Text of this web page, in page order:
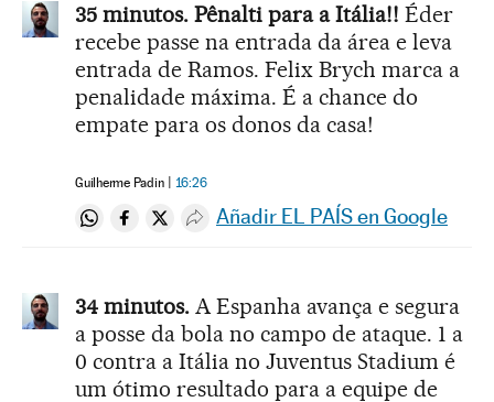
35 minutos. Pênalti para a Itália!! Éder
recebe passe na entrada da área e leva
entrada de Ramos. Felix Brych marca a
penalidade máxima. É a chance do
empate para os donos da casa!
Guilherme Padin 16:26
Compartir en Whatsapp
Compartir en Facebook
Compartir en Twitter
Desplegar Redes Sociales
Añadir EL PAÍS en Google
34 minutos. A Espanha avança e segura
a posse da bola no campo de ataque. 1 a
0 contra a Itália no Juventus Stadium é
um ótimo resultado para a equipe de